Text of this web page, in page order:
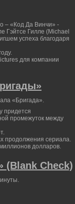
– «Код Да Винчи» -
Гэйтсе Гилле (Michael
успеха благодаря
для компании
«Бригада».
придется
промежуток между
продолжения сериала.
долларов.
Check)